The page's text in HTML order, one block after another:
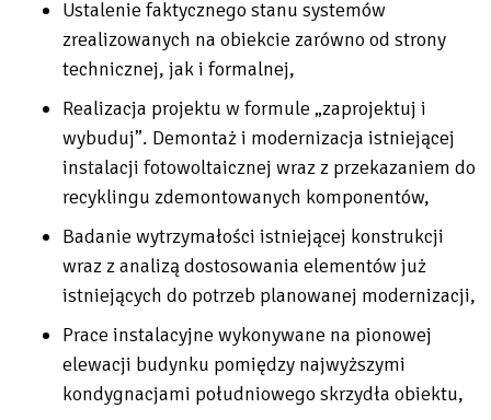
Ustalenie faktycznego stanu systemów
zrealizowanych na obiekcie zarówno od strony
technicznej, jak i formalnej,
Realizacja projektu w formule „zaprojektuj i
wybuduj”. Demontaż i modernizacja istniejącej
instalacji fotowoltaicznej wraz z przekazaniem do
recyklingu zdemontowanych komponentów,
Badanie wytrzymałości istniejącej konstrukcji
wraz z analizą dostosowania elementów już
istniejących do potrzeb planowanej modernizacji,
Prace instalacyjne wykonywane na pionowej
elewacji budynku pomiędzy najwyższymi
kondygnacjami południowego skrzydła obiektu,